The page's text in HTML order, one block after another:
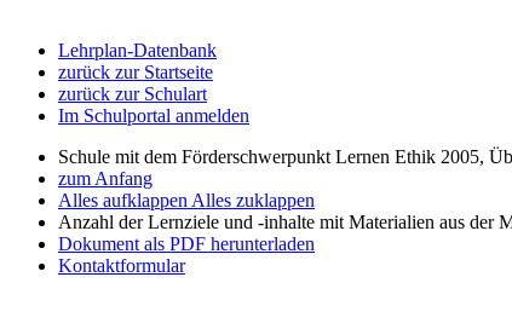
Lehrplan-Datenbank
zurück zur Startseite
zurück zur Schulart
Im Schulportal anmelden
Schule mit dem Förderschwerpunkt Lernen Ethik 2005,
zum Anfang
Alles aufklappen Alles zuklappen
Anzahl der Lernziele und -inhalte mit Materialien aus der
Dokument als PDF herunterladen
Kontaktformular